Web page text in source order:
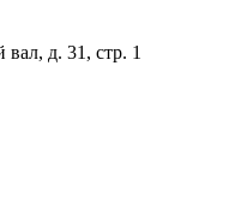
д. 31, стр. 1